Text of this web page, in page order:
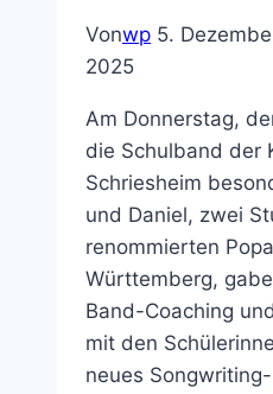
Vonwp 5.
2025
Am Donnerstag,
die Schulband der
Schriesheim
und Daniel, zwei
renommierten
Württemberg,
Band-Coaching
mit den
neues